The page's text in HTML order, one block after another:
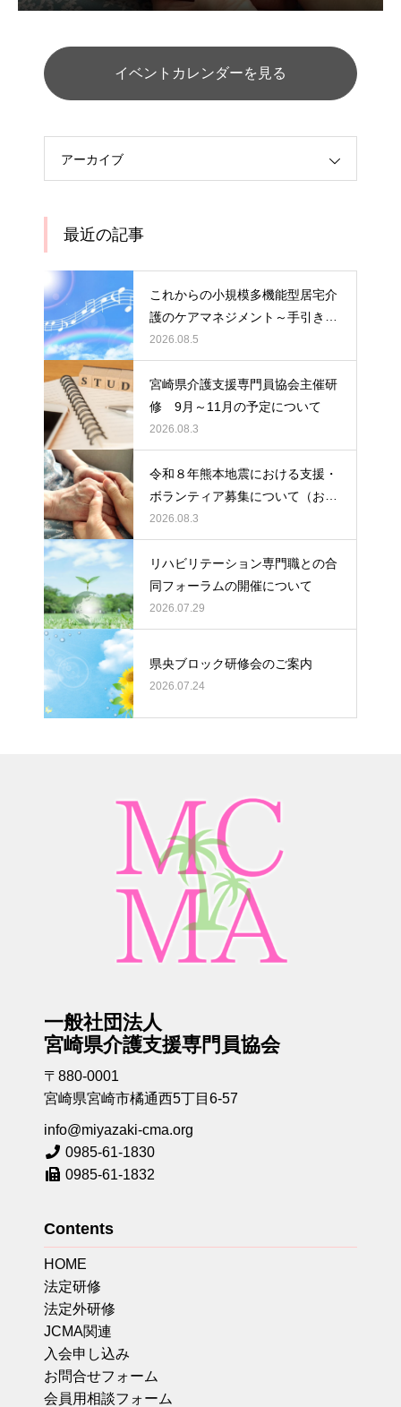
イベントカレンダーを見る
アーカイブ
最近の記事
これからの小規模多機能型居宅介
護のケアマネジメント～手引きの
活用と実践から学ぶ、利用者・家
族・地域を支える力～ 受講者の
募集について
2026.08.5
宮崎県介護支援専門員協会主催研
修 9月～11月の予定について
2026.08.3
令和８年熊本地震における支援・
ボランティア募集について（お願
い）
2026.08.3
リハビリテーション専門職との合
同フォーラムの開催について
2026.07.29
県央ブロック研修会のご案内
2026.07.24
一般社団法人
宮崎県介護支援専門員協会
〒880-0001
宮崎県宮崎市橘通西5丁目6-57
info@miyazaki-cma.org
0985-61-1830
0985-61-1832
Contents
HOME
法定研修
法定外研修
JCMA関連
入会申し込み
お問合せフォーム
会員用相談フォーム